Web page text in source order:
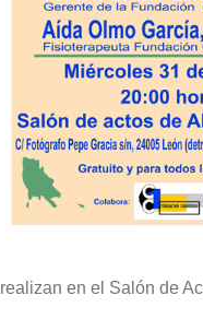
realizan en el Salón de